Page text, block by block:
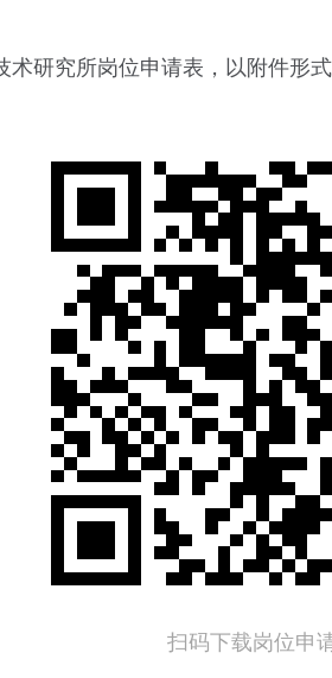
研究所岗位申请表，以附件形
扫码下载岗位申